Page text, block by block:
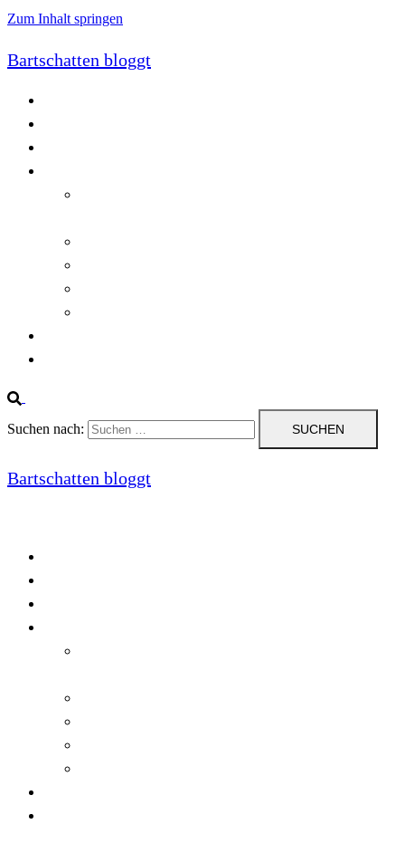
Zum Inhalt springen
Bartschatten bloggt
Suchen nach:
Bartschatten bloggt